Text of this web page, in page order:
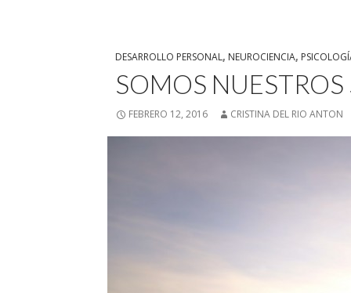
DESARROLLO PERSONAL, NEUROCIENCIA,
SOMOS
FEBRERO 12, 2016 CRISTINA DEL RIO ANTON